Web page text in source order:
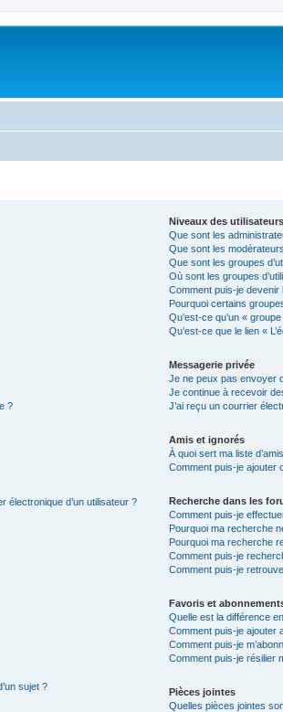
?
électronique d’un utilisateur ?
sujet ?
Niveaux des
Que sont les
Que sont les
Que sont les groupes
Où sont les groupes
Comment puis-je devenir
Pourquoi certains
Qu’est-ce qu’un «
Qu’est-ce que le lien «
Messagerie privée
Je ne peux pas envoyer
Je continue à recevoir
J’ai reçu un courrier
Amis et ignorés
À quoi sert ma liste
Comment puis-je ajouter
Recherche dans les
Comment puis-je
Pourquoi ma recherche
Pourquoi ma recherche
Comment puis-je
Comment puis-je
Favoris et
Quelle est la différence
Comment puis-je ajouter
Comment puis-je
Comment puis-je résilier
Pièces jointes
Quelles pièces jointes